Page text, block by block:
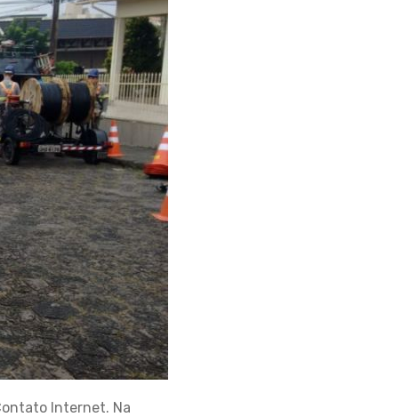
Internet. Na